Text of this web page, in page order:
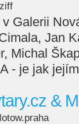
ziff
Galerii
Jan
Michal
- je jak
&